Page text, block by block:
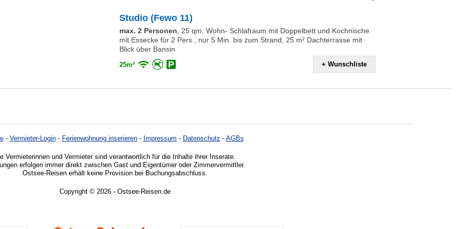
Studio (Fewo 11)
max. 2 Personen
25 qm, Wohn- Schlafraum mit Doppelbett und Kochnische
mit Essecke für 2 Pers., nur 5 Min. bis zum Strand, 25 m² Dachterrasse mit
Blick über Bansin
25m² + Wunschliste
- Vermieter-Login- Ferienwohnung inserieren- Impressum - Datenschutz - AGBs
Vermieterinnen und Vermieter sind verantwortlich für die Inhalte ihrer Inserate.
erfolgen immer direkt zwischen Gast und Eigentümer oder Zimmervermittler.
Ostsee-Reisen erhält keine Provision bei Buchungsabschluss.
Copyright © 2026 - Ostsee-Reisen.de